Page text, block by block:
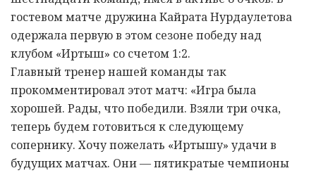
гостевом матче дружина Кайрата Нурдаулетова
одержала первую в этом сезоне победу над
клубом «Иртыш» со счетом 1:2.
Главный тренер нашей команды так
прокомментировал этот матч: «Игра была
хорошей. Рады, что победили. Взяли три очка,
теперь будем готовиться к следующему
сопернику. Хочу пожелать «Иртышу» удачи в
будущих матчах. Они — пятикратые чемпионы